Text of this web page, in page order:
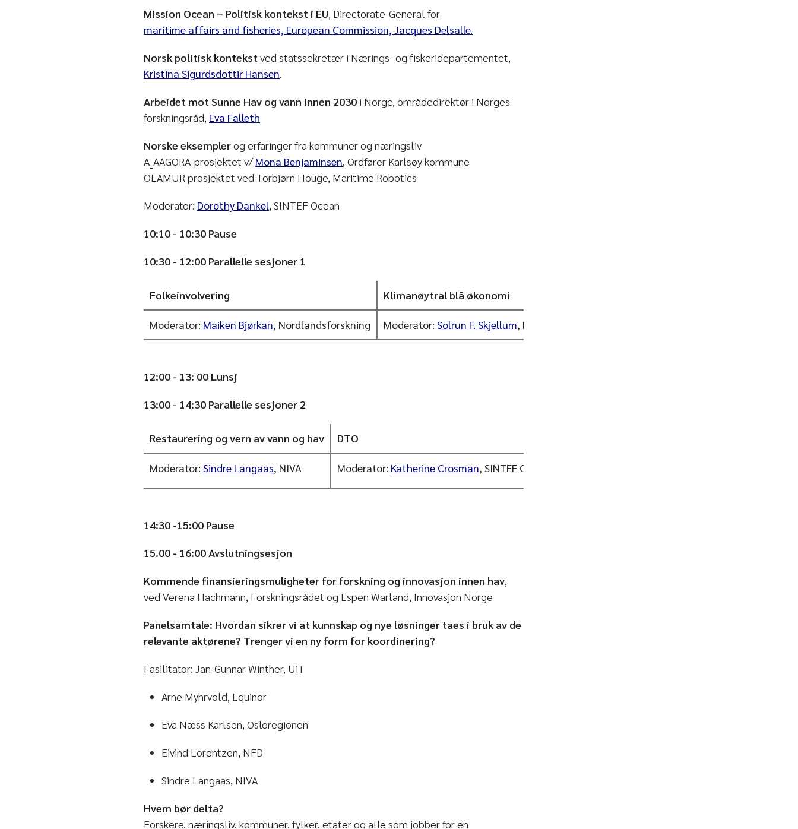
Mission Ocean – Politisk kontekst i EU, Directorate-General for
maritime affairs and fisheries, European Commission, Jacques Delsalle.
Norsk politisk kontekstved statssekretær i Nærings- og fiskeridepartementet,
Kristina Sigurdsdottir Hansen.
Arbeidet mot Sunne Hav og vann innen 2030 i Norge, områdedirektør i Norges
forskningsråd, Eva Falleth
Norske eksemplerog erfaringer fra kommuner og næringsliv
A_AAGORA-prosjektet v/Mona Benjaminsen, Ordfører Karlsøy kommune
OLAMUR prosjektet ved Torbjørn Houge, Maritime Robotics
Moderator: Dorothy Dankel, SINTEF Ocean
10:10 - 10:30 Pause
10:30 - 12:00 Parallelle sesjoner 1
Folkeinvolvering Klimanøytral blå økonomi
Moderator: Maiken Bjørkan, Nordlandsforskning Moderator: Solrun F. Skjellum, NIVA
12:00 - 13: 00 Lunsj
13:00 - 14:30 Parallelle sesjoner 2
Restaurering og vern av vann og hav DTO
Moderator: Sindre Langaas, NIVA Moderator: Katherine Crosman, SINTEF Ocean
14:30 -15:00 Pause
15.00 - 16:00 Avslutningsesjon
Kommende finansieringsmuligheter for forskning og innovasjon innen hav,
ved Verena Hachmann, Forskningsrådet og Espen Warland, Innovasjon Norge
Panelsamtale: Hvordan sikrer vi at kunnskap og nye løsninger taes i bruk av de
relevante aktørene? Trenger vi en ny form for koordinering?
Fasilitator: Jan-Gunnar Winther, UiT
Arne Myhrvold, Equinor
Eva Næss Karlsen, Osloregionen
Eivind Lorentzen, NFD
Sindre Langaas, NIVA
Hvem bør delta?
Forskere, næringsliv, kommuner, fylker, etater og alle som jobber for en